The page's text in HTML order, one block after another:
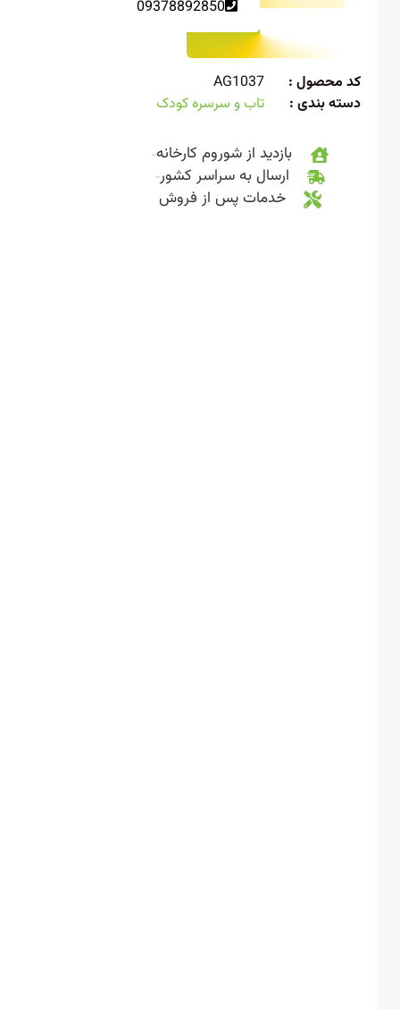
09378892850
محصول :
AG1037
بندی :
تاب و سرسره کودک
بازدید از شوروم کارخانه
ارسال به سراسر کشور
خدمات پس از فروش